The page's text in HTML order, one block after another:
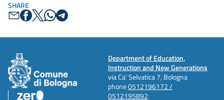
SHARE
Department of Education,
Instruction and New Generations
via Ca' Selvatica 7, Bologna
phone0512196172 /
0512195892